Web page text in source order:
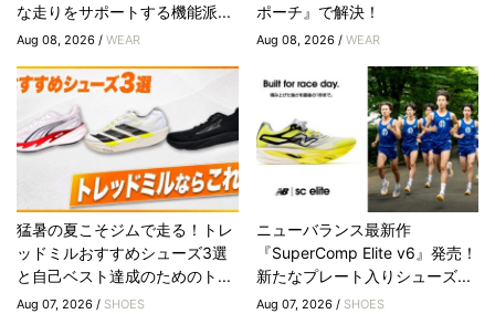
な走りをサポートする機能派...
Aug 08, 2026 / WEAR
ポーチ』で解決！
Aug 08, 2026 /WEAR
猛暑の夏こそジムで走る！トレ
ッドミルおすすめシューズ3選
と自己ベスト達成のためのト...
Aug 07, 2026 / SHOES
ニューバランス最新作
『SuperComp Elite v6』発売！
新たなプレート入りシューズ...
Aug 07, 2026 / SHOES